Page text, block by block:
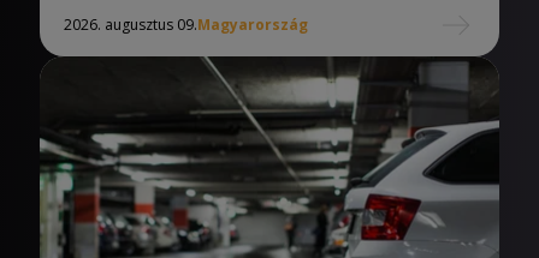
2026. augusztus 09.Magyarország